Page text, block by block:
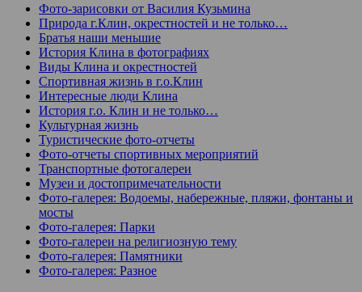
Фото-зарисовки от Василия Кузьмина
Природа г.Клин, окрестностей и не только…
Братья наши меньшие
История Клина в фотографиях
Виды Клина и окрестностей
Спортивная жизнь в г.о.Клин
Интересные люди Клина
История г.о. Клин и не только…
Культурная жизнь
Туристические фото-отчеты
Фото-отчеты спортивных мероприятий
Транспортные фотогалереи
Музеи и достопримечательности
Фото-галерея: Водоемы, набережные, пляжи, фонтаны и
мосты
Фото-галерея: Парки
Фото-галереи на религиозную тему
Фото-галерея: Памятники
Фото-галерея: Разное